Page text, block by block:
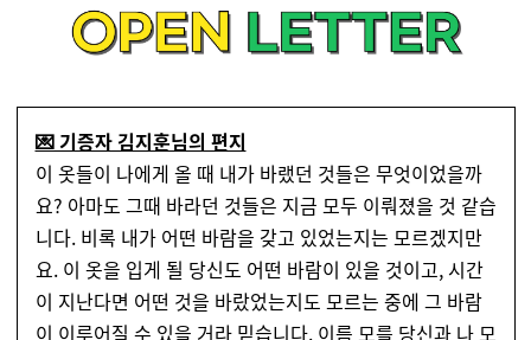
💌 기증자 김지훈님의 편지
이 옷들이 나에게 올 때 내가 바랬던 것들은 무엇이었을까
요? 아마도 그때 바라던 것들은 지금 모두 이뤄졌을 것 같습
니다. 비록 내가 어떤 바람을 갖고 있었는지는 모르겠지만
요. 이 옷을 입게 될 당신도 어떤 바람이 있을 것이고, 시간
이 지난다면 어떤 것을 바랐었는지도 모르는 중에 그 바람
이 이루어질 수 있을 거라 믿습니다. 이름 모를 당신과 나 모